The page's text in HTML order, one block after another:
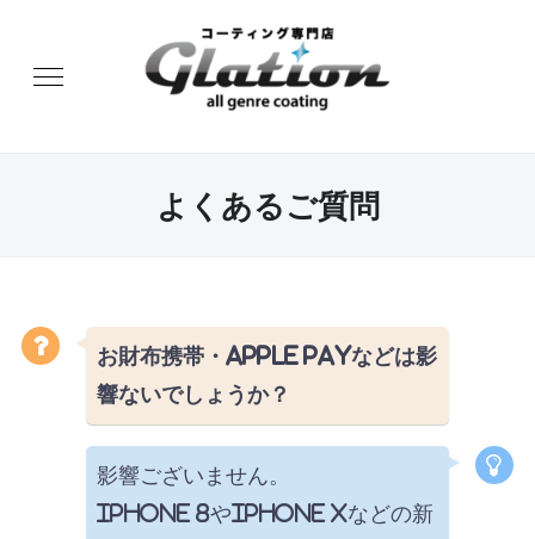
よくあるご質問
お財布携帯・Apple Payなどは影
響ないでしょうか？
影響ございません。
iPhone 8やiPhone Xなどの新